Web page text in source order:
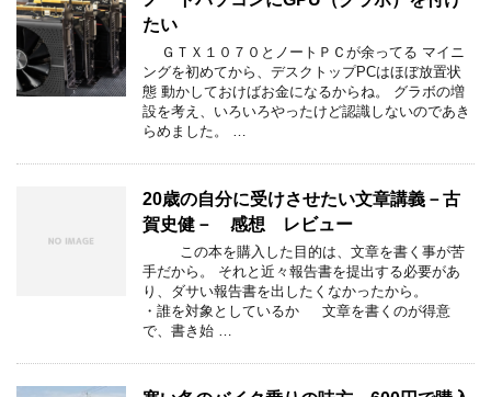
たい
ＧＴＸ１０７０とノートＰＣが余ってる マイニ
ングを初めてから、デスクトップPCはほぼ放置状
態 動かしておけばお金になるからね。 グラボの増
設を考え、いろいろやったけど認識しないのであき
らめました。 …
20歳の自分に受けさせたい文章講義－古
賀史健－ 感想 レビュー
この本を購入した目的は、文章を書く事が苦
手だから。 それと近々報告書を提出する必要があ
り、ダサい報告書を出したくなかったから。
・誰を対象としているか 文章を書くのが得意
で、書き始 …